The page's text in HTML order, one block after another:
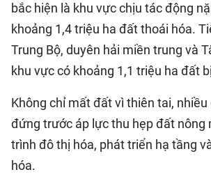
bắc hiện là khu vực chịu tác động
khoảng 1,4 triệu ha đất thoái hóa.
Trung Bộ, duyên hải miền trung và
khu vực có khoảng 1,1 triệu ha đất
Không chỉ mất đất vì thiên tai,
đứng trước áp lực thu hẹp đất nông
trình đô thị hóa, phát triển hạ tầng
hóa.